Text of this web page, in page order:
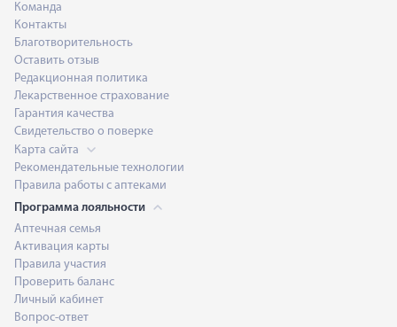
Кирилл Белан
Команда
Контакты
Благотворительность
Оставить отзыв
Редакционная политика
Лекарственное страхование
Гарантия качества
Свидетельство о поверке
Карта сайта
Рекомендательные технологии
Правила работы с аптеками
Программа лояльности
Аптечная семья
Активация карты
Правила участия
Проверить баланс
Личный кабинет
Вопрос-ответ